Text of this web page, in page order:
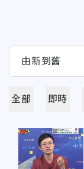
全部 即時